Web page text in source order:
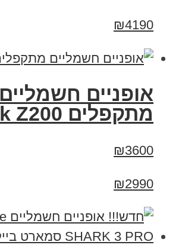
₪4190
‏אופניים חשמליים
‏מתקפלים Stark Z200
₪3600
₪2990